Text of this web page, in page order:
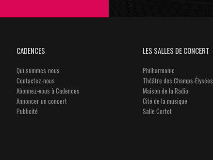
CADENCES
Qui sommes-nous
Contactez-nous
Abonnez-vous à Cadences
Annoncer un concert
Publicité
LES SALLES DE CONCERT
Philharmonie
Théâtre des Champs-Élysées
Maison de la Radio
Cité de la musique
Salle Cortot